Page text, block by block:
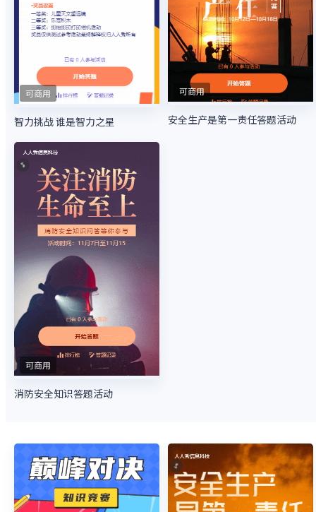
可商用
智力挑战 谁是智力之星
可商用
安全生产是第一责任答题活动
可商用
消防安全知识答题活动